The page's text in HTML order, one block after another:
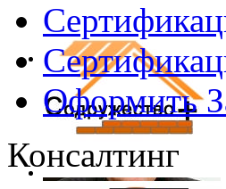
Оформить
Консалтинг